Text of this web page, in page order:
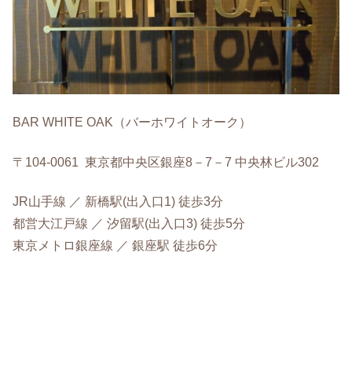
BAR WHITE OAK（バーホワイトオーク）
〒104‐0061 東京都中央区銀座8－7－7 中央林ビル302
JR山手線 ／ 新橋駅(出入口1) 徒歩3分
都営大江戸線 ／ 汐留駅(出入口3) 徒歩5分
東京メトロ銀座線 ／ 銀座駅 徒歩6分